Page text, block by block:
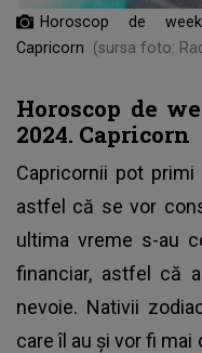
Horoscop de
Capricorn
(sursa foto:
Horoscop de
2024. Capricorn
Capricornii pot
astfel că se vor
ultima vreme s-au
financiar, astfel că
nevoie. Nativii
care îl au și vor fi mai